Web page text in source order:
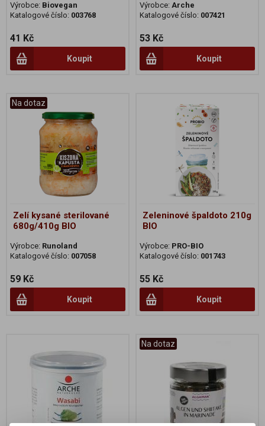
Výrobce: Biovegan
Katalogové číslo: 003768
41 Kč
Koupit
Výrobce: Arche
Katalogové číslo: 007421
53 Kč
Koupit
Na dotaz
Zelí kysané sterilované
680g/410g BIO
Výrobce: Runoland
Katalogové číslo: 007058
59 Kč
Koupit
Zeleninové špaldoto 210g
BIO
Výrobce: PRO-BIO
Katalogové číslo: 001743
55 Kč
Koupit
Na dotaz